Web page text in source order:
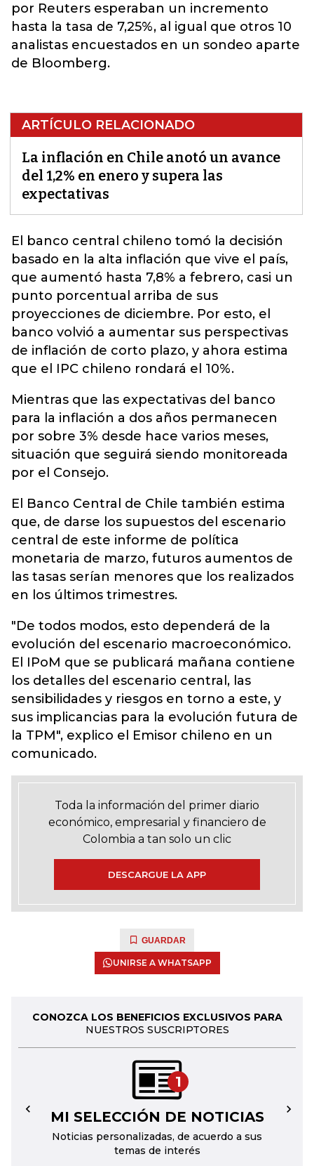
por Reuters esperaban un incremento
hasta la tasa de 7,25%, al igual que otros 10
analistas encuestados en un sondeo aparte
de Bloomberg.
ARTÍCULO RELACIONADO
La inflación en Chile anotó un avance
del 1,2% en enero y supera las
expectativas
El banco central chileno tomó la decisión
basado en la alta inflación que vive el país,
que aumentó hasta 7,8% a febrero, casi un
punto porcentual arriba de sus
proyecciones de diciembre. Por esto, el
banco volvió a aumentar sus perspectivas
de inflación de corto plazo, y ahora estima
que el IPC chileno rondará el 10%.
Mientras que las expectativas del banco
para la inflación a dos años permanecen
por sobre 3% desde hace varios meses,
situación que seguirá siendo monitoreada
por el Consejo.
El Banco Central de Chile también estima
que, de darse los supuestos del escenario
central de este informe de política
monetaria de marzo, futuros aumentos de
las tasas serían menores que los realizados
en los últimos trimestres.
"De todos modos, esto dependerá de la
evolución del escenario macroeconómico.
El IPoM que se publicará mañana contiene
los detalles del escenario central, las
sensibilidades y riesgos en torno a este, y
sus implicancias para la evolución futura de
la TPM", explico el Emisor chileno en un
comunicado.
Toda la información del primer diario
económico, empresarial y financiero de
Colombia a tan solo un clic
DESCARGUE LA APP
GUARDAR
UNIRSE A WHATSAPP
CONOZCA LOS BENEFICIOS EXCLUSIVOS PARA
NUESTROS SUSCRIPTORES
1
MI SELECCIÓN DE NOTICIAS
Noticias personalizadas, de acuerdo a sus
temas de interés
← →